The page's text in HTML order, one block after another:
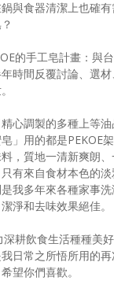
與食器清潔上也確
的手工皂計畫：與
時間反覆討論、選
心調製的多種上等
」用的都是PEKOE
，質地一清新爽朗
有來自食材本色的淡
是我多年來各種家事
淨和去味效果絕佳。
耕飲食生活種種美
日常之所悟所用的
望你們喜歡。